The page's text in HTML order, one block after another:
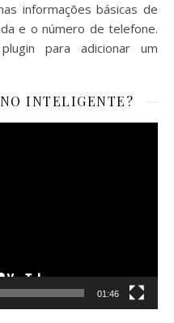
e o número de telefone.
para adicionar um
INTELIGENTE?
01:46